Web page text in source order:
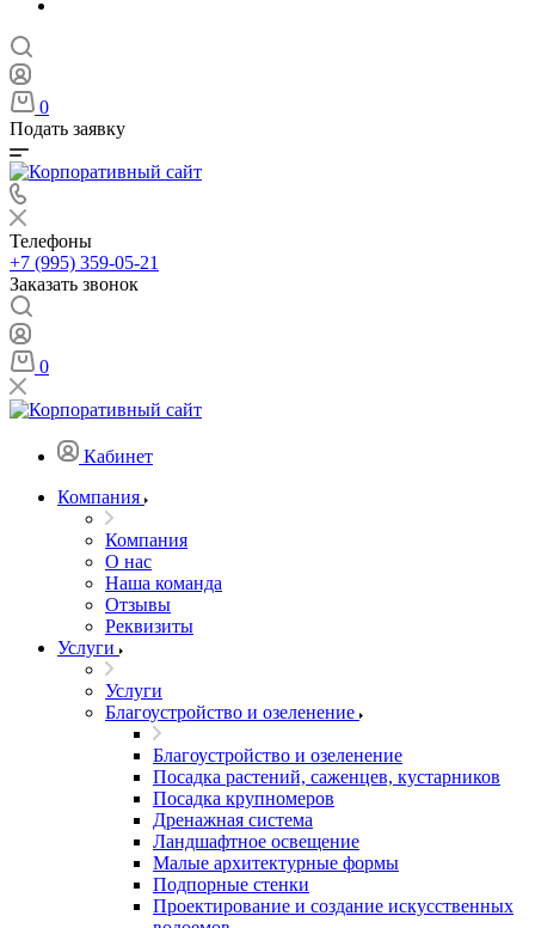
0
Подать заявку
Телефоны
+7 (995) 359-05-21
Заказать звонок
0
Кабинет
Компания
Компания
О нас
Наша команда
Отзывы
Реквизиты
Услуги
Услуги
Благоустройство и озеленение
Благоустройство и озеленение
Посадка растений, саженцев, кустарников
Посадка крупномеров
Дренажная система
Ландшафтное освещение
Малые архитектурные формы
Подпорные стенки
Проектирование и создание искусственных